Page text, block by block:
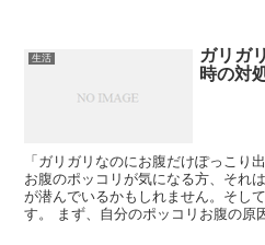
生活
ガリガ
時の対
「ガリガリなのにお腹だけぽっこり
お腹のポッコリが気になる方、それ
が潜んでいるかもしれません。そし
す。 まず、自分のポッコリお腹の原